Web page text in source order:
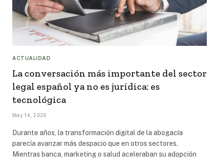
ACTUALIDAD
La conversación más importante del sector
legal español ya no es jurídica: es
tecnológica
May 14, 2026
Durante años, la transformación digital de la abogacía
parecía avanzar más despacio que en otros sectores.
Mientras banca, marketing o salud aceleraban su adopción